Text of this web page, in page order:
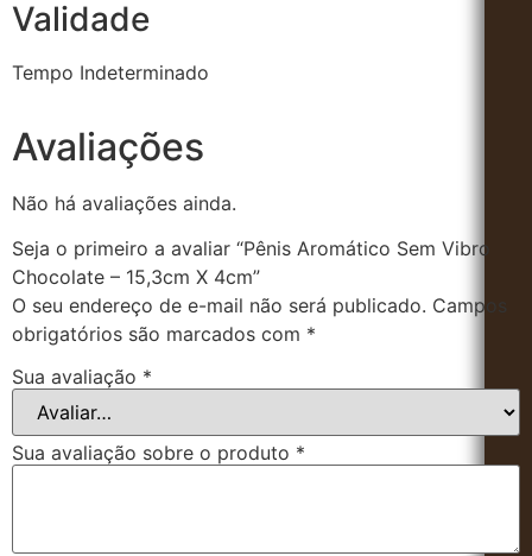
Validade
Tempo Indeterminado
Avaliações
Não há avaliações ainda.
Seja o primeiro a avaliar “Pênis Aromático Sem Vibro
Chocolate – 15,3cm X 4cm”
O seu endereço de e-mail não será publicado. Campos
obrigatórios são marcados com *
Sua avaliação *
Sua avaliação sobre o produto *